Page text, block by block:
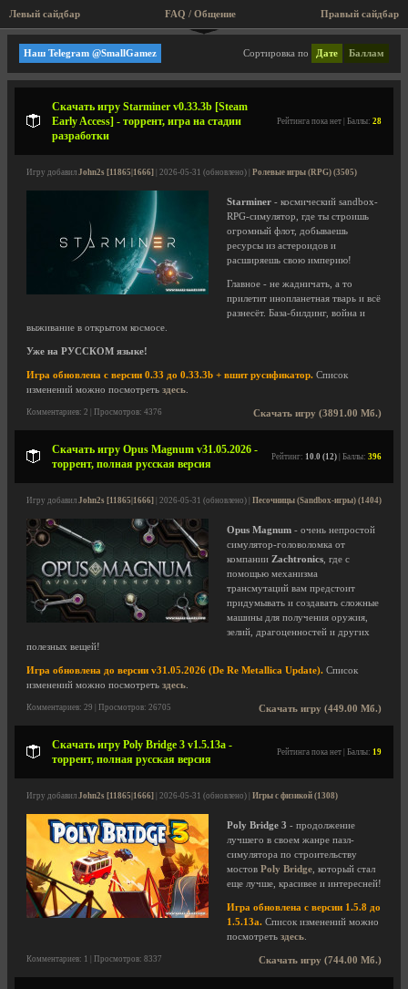
Левый сайдбар Правый сайдбар
FAQ / Общение
Результаты поиска
Сортировка по Дате Баллам
Наш Telegram @SmallGamez
Скачать игру Starminer v0.33.3b [Steam
Early Access] - торрент, игра на стадии
разработки
Рейтинга пока нет | Баллы: 28
Игру добавил John2s [11865|1666] | 2026-05-31 (обновлено) | Ролевые игры (RPG) (3505)
Starminer - космический sandbox-
RPG-симулятор, где ты строишь
огромный флот, добываешь
ресурсы из астероидов и
расширяешь свою империю!
Главное - не жадничать, а то
прилетит инопланетная тварь и всё
разнесёт. База-билдинг, война и
выживание в открытом космосе.
Уже на РУССКОМ языке!
Игра обновлена с версии 0.33 до 0.33.3b + вшит русификатор. Список
изменений можно посмотреть здесь
Скачать игру (3891.00 Мб.)
Комментариев: 2 | Просмотров: 4376
Скачать игру Opus Magnum v31.05.2026 -
торрент, полная русская версия
Рейтинг: 10.0 (12) | Баллы: 396
Игру добавил John2s [11865|1666] | 2026-05-31 (обновлено) | Песочницы (Sandbox-игры) (1404)
Opus Magnum - очень непростой
симулятор-головоломка от
компании Zachtronics , где с
помощью механизма
трансмутаций вам предстоит
придумывать и создавать сложные
машины для получения оружия,
зелий, драгоценностей и других
полезных вещей!
Игра обновлена до версии v31.05.2026 (De Re Metallica Update). Список
изменений можно посмотреть здесь
Скачать игру (449.00 Мб.)
Комментариев: 29 | Просмотров: 26705
Скачать игру Poly Bridge 3 v1.5.13a -
торрент, полная русская версия
Рейтинга пока нет | Баллы: 19
Игру добавил John2s [11865|1666] | 2026-05-31 (обновлено) | Игры с физикой (1308)
Poly Bridge 3 - продолжение
лучшего в своем жанре пазл-
симулятора по строительству
мостов Poly Bridge , который стал
еще лучше, красивее и интересней!
Игра обновлена с версии 1.5.8 до
1.5.13a. Список изменений можно
посмотреть здесь
Скачать игру (744.00 Мб.)
Комментариев: 1 | Просмотров: 8337